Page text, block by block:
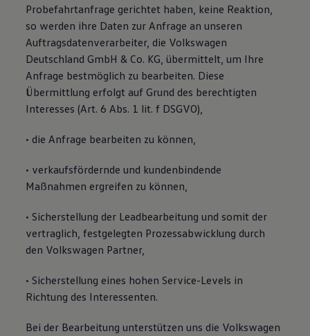
Probefahrtanfrage gerichtet haben, keine Reaktion,
so werden ihre Daten zur Anfrage an unseren
Auftragsdatenverarbeiter, die Volkswagen
Deutschland GmbH & Co. KG, übermittelt, um Ihre
Anfrage bestmöglich zu bearbeiten. Diese
Übermittlung erfolgt auf Grund des berechtigten
Interesses (Art. 6 Abs. 1 lit. f DSGVO),
• die Anfrage bearbeiten zu können,
• verkaufsfördernde und kundenbindende
Maßnahmen ergreifen zu können,
• Sicherstellung der Leadbearbeitung und somit der
vertraglich, festgelegten Prozessabwicklung durch
den Volkswagen Partner,
• Sicherstellung eines hohen Service-Levels in
Richtung des Interessenten.
Bei der Bearbeitung unterstützen uns die Volkswagen